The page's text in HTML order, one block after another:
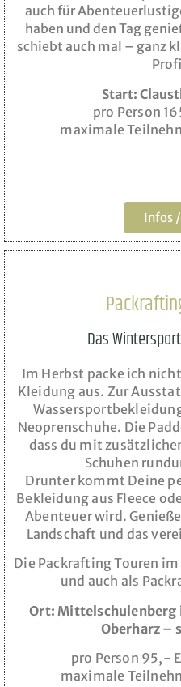
auch für
haben und den Tag
schiebt auch mal – ganz
Start:
pro Person
maximale
Infos
Das
Im Herbst packe ich
Kleidung aus. Zur
Neoprenschuhe. Die
dass du mit
Schuhen
Drunter kommt Deine
Bekleidung aus Fleece
Abenteuer wird.
Landschaft und das
Die Packrafting Touren
und auch als
Ort: Mittelschulenberg
Oberharz –
pro Person 95,-
maximale